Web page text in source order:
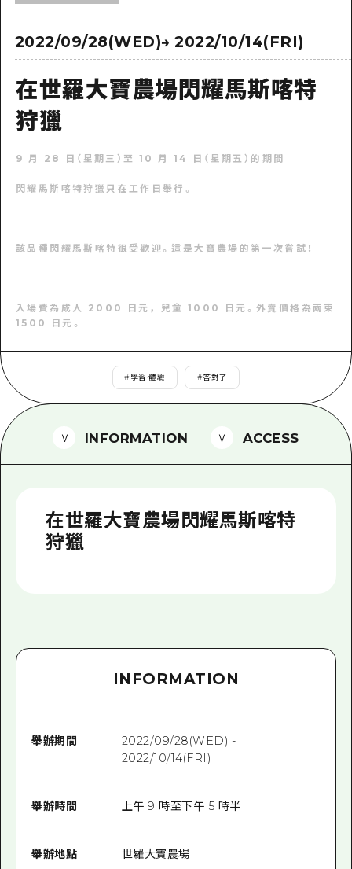
世界遺產
學習·體驗
歷史·文化
自然
東山口
短途旅行
東山口
愛媛
島根
輔助流量摘要
設施擁堵
行李寄存及運送服務
廣島免費 Wi-Fi
面向外國遊客的街角旅遊信息中心
災難發生期間的交通資訊
廣島縣觀光宣傳冊
2022/09/28(WED)→2022/10/14(FRI)
在世羅大寶農場閃耀馬斯喀特
狩獵
9 月 28 日（星期三）至 10 月 14 日（星期五）的期間
閃耀馬斯喀特狩獵只在工作日舉行。
該品種閃耀馬斯喀特很受歡迎。這是大寶農場的第一次嘗試！
入場費為成人 2000 日元，兒童 1000 日元。外賣價格為兩束
1500 日元。
# 學習·體驗 #答對了
INFORMATION ACCESS
在世羅大寶農場閃耀馬斯喀特
狩獵
INFORMATION
舉辦期間
2022/09/28(WED) -
2022/10/14(FRI)
舉辦時間 上午 9 時至下午 5 時半
舉辦地點 世羅大寶農場